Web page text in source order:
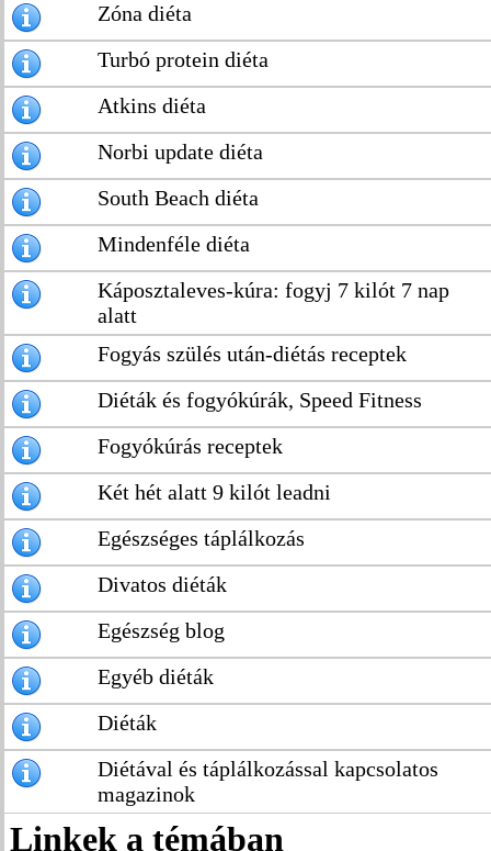
Zóna diéta
Turbó protein diéta
Atkins diéta
Norbi update diéta
South Beach diéta
Mindenféle diéta
Káposztaleves-kúra: fogyj 7 kilót 7 nap
alatt
Fogyás szülés után-diétás receptek
Diéták és fogyókúrák, Speed Fitness
Fogyókúrás receptek
Két hét alatt 9 kilót leadni
Egészséges táplálkozás
Divatos diéták
Egészség blog
Egyéb diéták
Diéták
Diétával és táplálkozással kapcsolatos
magazinok
Linkek a témában